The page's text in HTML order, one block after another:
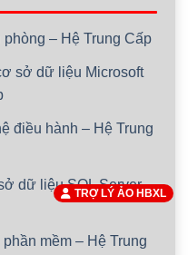
– Hệ Trung Cấp
sở dữ liệu Microsoft
điều hành – Hệ Trung
dữ liệu SQL Server –
mềm – Hệ Trung
TRỢ LÝ ẢO HBXL